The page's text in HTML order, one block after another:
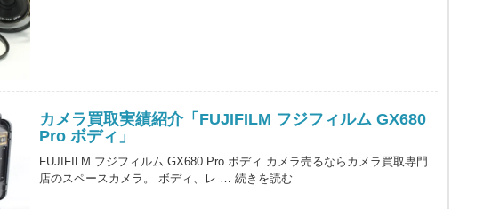
カメラ買取実績紹介「FUJIFILM フジフィルム GX680
Pro ボディ」
FUJIFILM フジフィルム GX680 Pro ボディ カメラ売るならカメラ買取専門
店のスペースカメラ。 ボディ、レ …続きを読む